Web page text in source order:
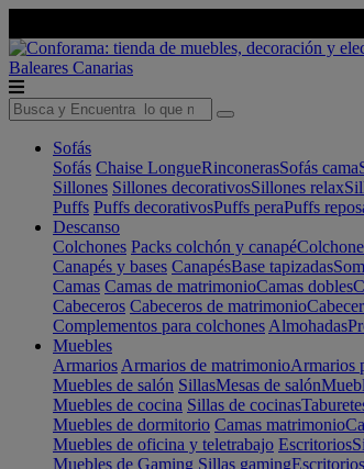
Baleares Canarias
Sofás
Sofás Chaise LongueRinconerasSofás cama
Sillones Sillones decorativosSillones relax
Puffs Puffs decorativosPuffs peraPuffs
Descanso
Colchones Packs colchón y canapé
Canapés y bases CanapésBase tapizadas
Camas Camas de matrimonioCamas dobles
Cabeceros Cabeceros de matrimonio
Complementos para colchones Almohadas
Muebles
Armarios Armarios de matrimonioArmarios
Muebles de salón SillasMesas de salón
Muebles de cocina Sillas de cocinas
Muebles de dormitorio Camas matrimonio
Muebles de oficina y teletrabajo Escritorios
Muebles de Gaming Sillas gaming